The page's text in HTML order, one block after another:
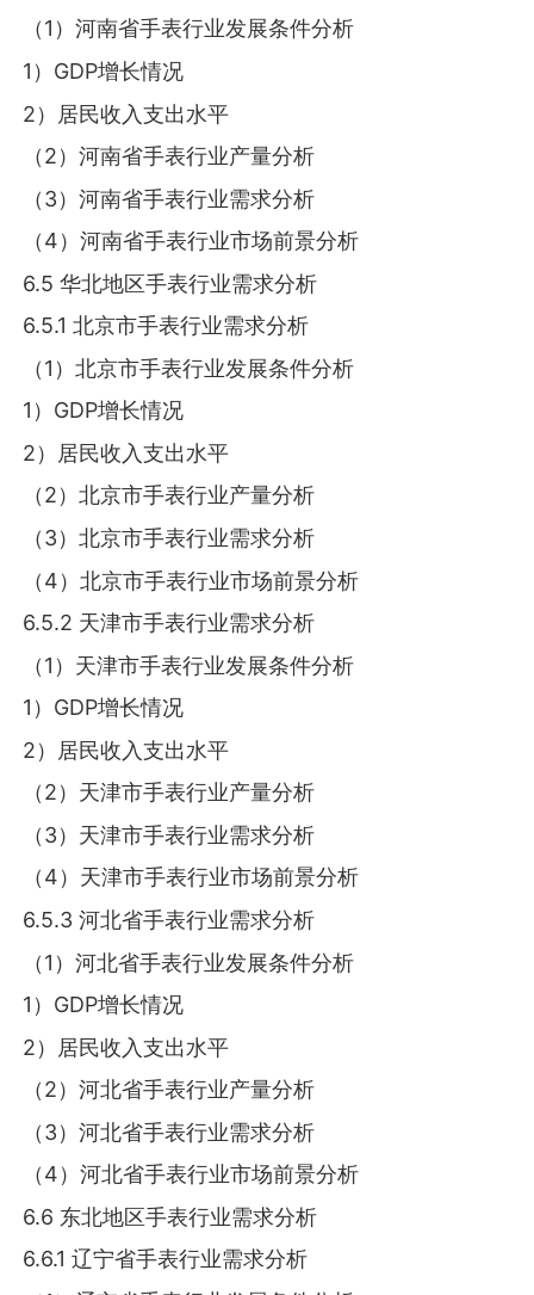
（1）河南省手表行业发展条件分析
1）GDP增长情况
2）居民收入支出水平
（2）河南省手表行业产量分析
（3）河南省手表行业需求分析
（4）河南省手表行业市场前景分析
6.5 华北地区手表行业需求分析
6.5.1 北京市手表行业需求分析
（1）北京市手表行业发展条件分析
1）GDP增长情况
2）居民收入支出水平
（2）北京市手表行业产量分析
（3）北京市手表行业需求分析
（4）北京市手表行业市场前景分析
6.5.2 天津市手表行业需求分析
（1）天津市手表行业发展条件分析
1）GDP增长情况
2）居民收入支出水平
（2）天津市手表行业产量分析
（3）天津市手表行业需求分析
（4）天津市手表行业市场前景分析
6.5.3 河北省手表行业需求分析
（1）河北省手表行业发展条件分析
1）GDP增长情况
2）居民收入支出水平
（2）河北省手表行业产量分析
（3）河北省手表行业需求分析
（4）河北省手表行业市场前景分析
6.6 东北地区手表行业需求分析
6.6.1 辽宁省手表行业需求分析